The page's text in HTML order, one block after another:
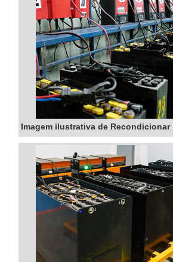
Imagem ilustrativa de Recondicionar